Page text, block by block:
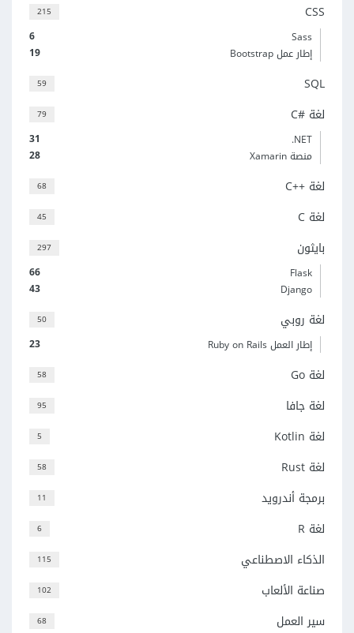
215 CSS
6
Sass
19
إطار عمل Bootstrap
59 SQL
79 لغة C#‎
31
‎.NET
28
منصة Xamarin
68 لغة C++‎
45 لغة C
297 بايثون
66
Flask
43
Django
50 لغة روبي
23 إطار العمل Ruby on Rails
58 لغة Go
95 لغة جافا
5 لغة Kotlin
58 لغة Rust
11 برمجة أندرويد
6 لغة R
115 الذكاء الاصطناعي
102 صناعة الألعاب
68 سير العمل